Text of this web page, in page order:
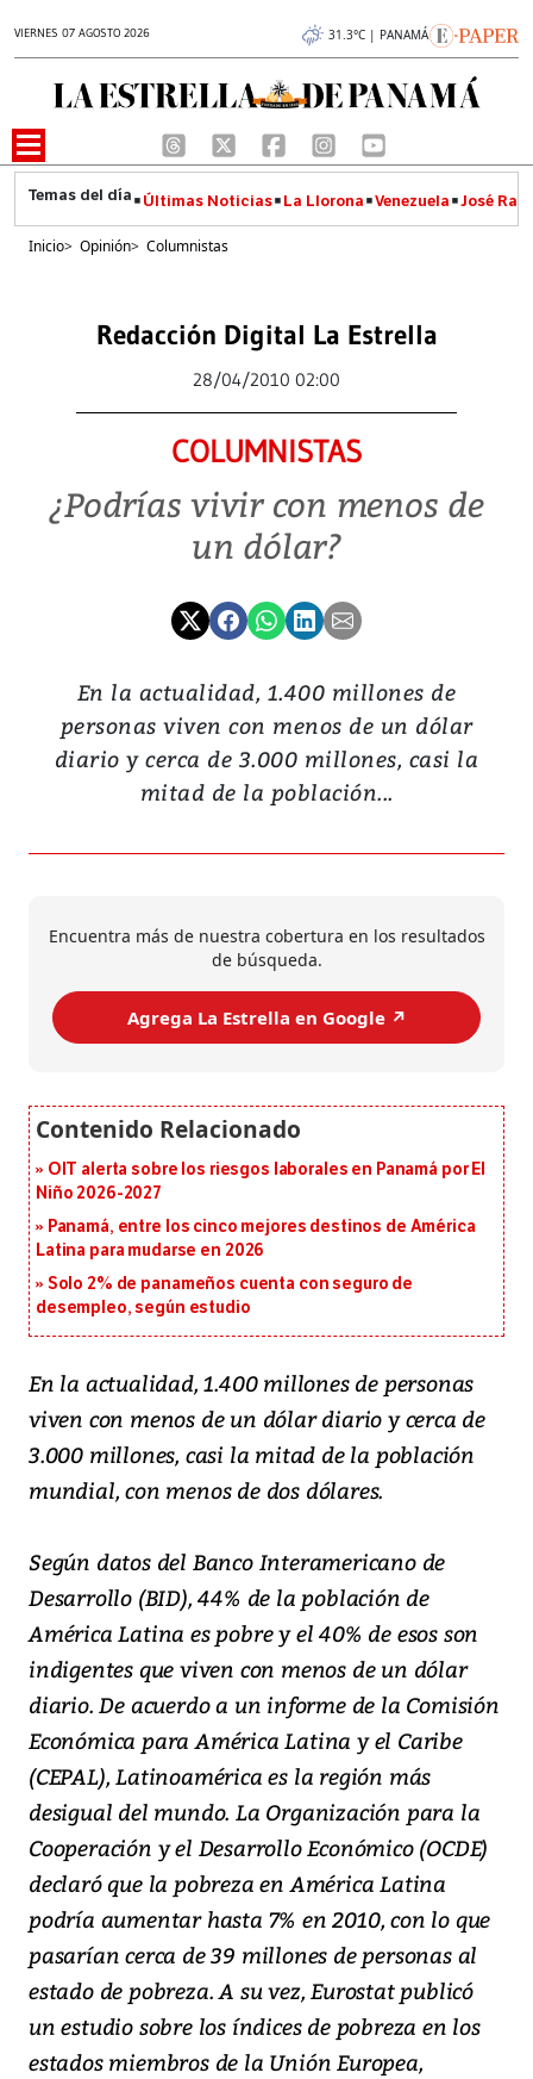
VIERNES 07 AGOSTO 2026 31.3°C | PANAMÁ
Últimas Noticias La Llorona Venezuela José
Inicio> Opinión> Columnistas
Redacción Digital La Estrella
28/04/2010 02:00
COLUMNISTAS
¿Podrías vivir con menos de
un dólar?
En la actualidad, 1.400 millones de
personas viven con menos de un dólar
diario y cerca de 3.000 millones, casi la
mitad de la población...
Encuentra más de nuestra cobertura en los resultados
de búsqueda.
Agrega La Estrella en Google ↗️
OIT alerta sobre los riesgos laborales en Panamá por El
Niño 2026-2027
Panamá, entre los cinco mejores destinos de América
Latina para mudarse en 2026
Solo 2% de panameños cuenta con seguro de
desempleo, según estudio
En la actualidad, 1.400 millones de personas
viven con menos de un dólar diario y cerca de
3.000 millones, casi la mitad de la población
mundial, con menos de dos dólares.
Según datos del Banco Interamericano de
Desarrollo (BID), 44% de la población de
América Latina es pobre y el 40% de esos son
indigentes que viven con menos de un dólar
diario. De acuerdo a un informe de la Comisión
Económica para América Latina y el Caribe
(CEPAL), Latinoamérica es la región más
desigual del mundo. La Organización para la
Cooperación y el Desarrollo Económico (OCDE)
declaró que la pobreza en América Latina
podría aumentar hasta 7% en 2010, con lo que
pasarían cerca de 39 millones de personas al
estado de pobreza. A su vez, Eurostat publicó
un estudio sobre los índices de pobreza en los
estados miembros de la Unión Europea,